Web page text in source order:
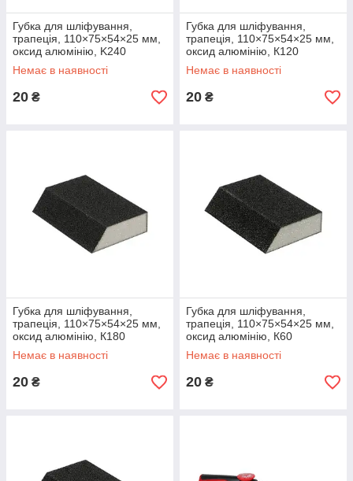
Губка для шліфування,
трапеція, 110×75×54×25 мм,
оксид алюмінію, K240
INTERTOOL HT-0824
Немає в наявності
20 ₴
Губка для шліфування,
трапеція, 110×75×54×25 мм,
оксид алюмінію, К120
INTERTOOL HT-0812
Немає в наявності
20 ₴
Губка для шліфування,
трапеція, 110×75×54×25 мм,
оксид алюмінію, К180
INTERTOOL HT-0818
Немає в наявності
20 ₴
Губка для шліфування,
трапеція, 110×75×54×25 мм,
оксид алюмінію, К60
INTERTOOL HT-0806
Немає в наявності
20 ₴